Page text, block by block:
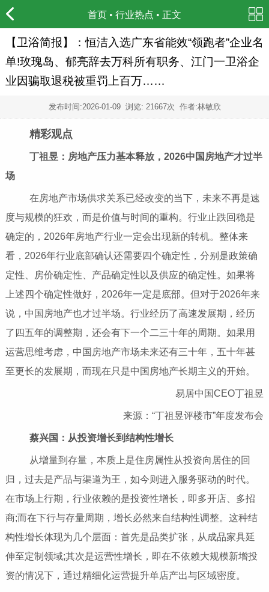
首页 • 行业热点 • 正文
【卫浴简报】：恒洁入选广东省能效“领跑者”企业名
单!玫瑰岛、郁亮辞去万科所有职务、江门一卫浴企
业因骗取退税被重罚上百万……
发布时间:2026-01-09浏览: 21667次 作者:林敏欣
精彩观点
丁祖昱：房地产压力基本释放，2026中国房地产才过半
场
在房地产市场供求关系已经改变的当下，未来不再是速
度与规模的狂欢，而是价值与时间的重构。行业止跌回稳是
确定的，2026年房地产行业一定会出现新的转机。整体来
看，2026年行业底部确认还需要四个确定性，分别是政策确
定性、房价确定性、产品确定性以及供应的确定性。如果将
上述四个确定性做好，2026年一定是底部。但对于2026年来
说，中国房地产也才过半场。行业经历了高速发展期，经历
了四五年的调整期，还会有下一个二三十年的周期。如果用
运营思维考虑，中国房地产市场未来还有三十年，五十年甚
至更长的发展期，而现在只是中国房地产长期主义的开始。
易居中国CEO丁祖昱
来源：“丁祖昱评楼市”年度发布会
蔡兴国：从投资增长到结构性增长
从增量到存量，本质上是住房属性从投资向居住的回
归，过去是产品与渠道为王，如今则进入服务驱动的时代。
在市场上行期，行业依赖的是投资性增长，即多开店、多招
商;而在下行与存量周期，增长必然来自结构性调整。这种结
构性增长体现为几个层面：首先是品类扩张，从成品家具延
伸至定制领域;其次是运营性增长，即在不依赖大规模新增投
资的情况下，通过精细化运营提升单店产出与区域密度。